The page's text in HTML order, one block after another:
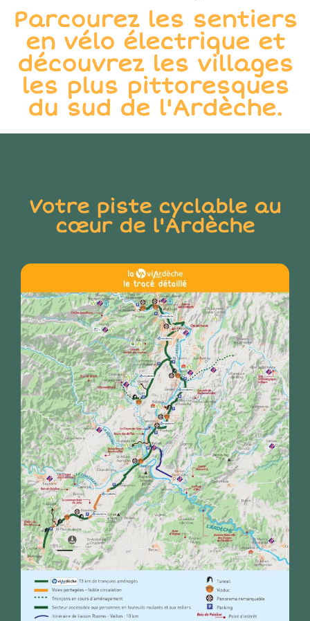
Parcourez les sentiers
en vélo électrique et
découvrez les villages
les plus pittoresques
du sud de l'Ardèche.
Votre piste cyclable au
cœur de l'Ardèche